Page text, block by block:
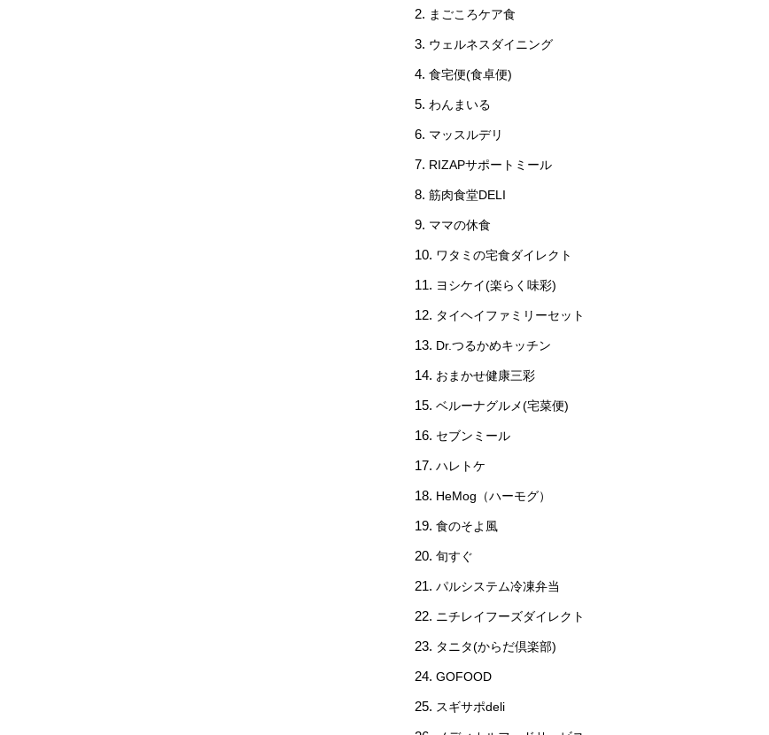
まごころケア食
ウェルネスダイニング
食宅便(食卓便)
わんまいる
マッスルデリ
RIZAPサポートミール
筋肉食堂DELI
ママの休食
ワタミの宅食ダイレクト
ヨシケイ(楽らく味彩)
タイヘイファミリーセット
Dr.つるかめキッチン
おまかせ健康三彩
ベルーナグルメ(宅菜便)
セブンミール
ハレトケ
HeMog（ハーモグ）
食のそよ風
旬すぐ
パルシステム冷凍弁当
ニチレイフーズダイレクト
タニタ(からだ倶楽部)
GOFOOD
スギサポdeli